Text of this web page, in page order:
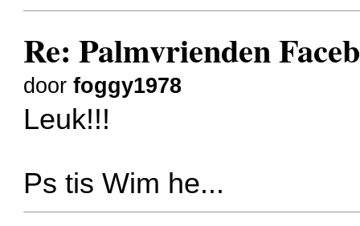
Re: Palmvrienden
doorfoggy1978
Leuk!!!
Ps tis Wim he...